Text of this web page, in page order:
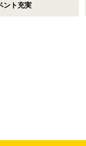
ント充実